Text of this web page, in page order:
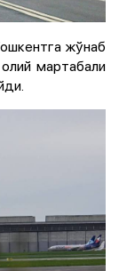
жўнаб
мартабали